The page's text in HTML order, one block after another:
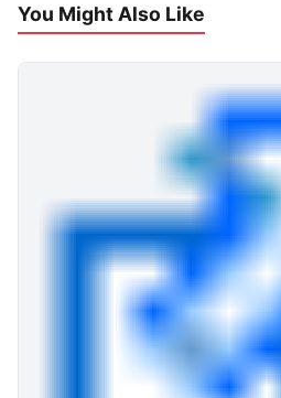
You Might Also Like